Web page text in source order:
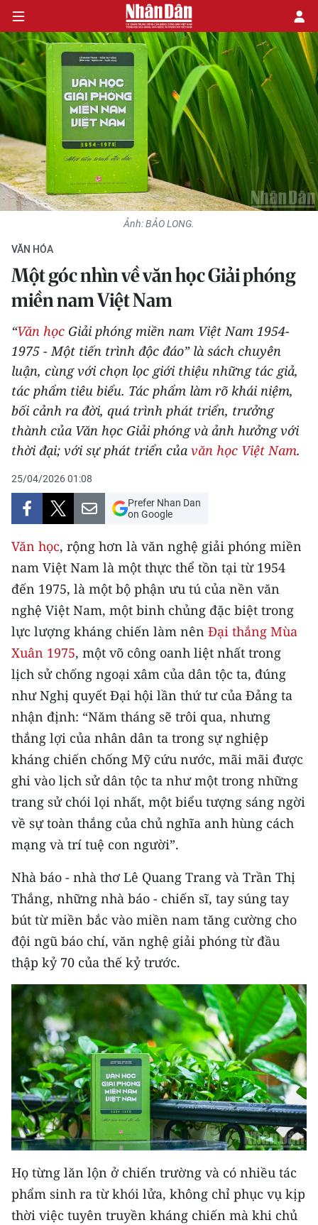
CHÍNH TRỊ
KINH TẾ
VĂN HÓA
XÃ HỘI
DU LỊCH
THẾ GIỚI
THỂ THAO
GIÁO DỤC
Y TẾ
KHOA HỌC - CÔNG NGHỆ
MÔI TRƯỜNG
BẠN ĐỌC
KIỂM CHỨNG THÔNG TIN
TRI THỨC CHUYÊN SÂU
54 DÂN TỘC VIỆT NAM
CHƯƠNG TRÌNH OCOP - MỖI XÃ
MỘT SẢN PHẨM
RADIO
MEDIA CENTER
E-Magazine
Video
Media Chính trị
Media Văn hóa
Media Xã hội
Media Pháp luật
Media Du lịch
Media Thế giới
Media Thể thao
Media Giáo dục
Media Y tế
Media Khoa học - Công nghệ
Media Môi trường
Ảnh
Ảnh: BẢO LONG.
VĂN HÓA
Một góc nhìn về văn học Giải phóng
miền nam Việt Nam
“Văn học Giải phóng miền nam Việt Nam 1954-
1975 - Một tiến trình độc đáo” là sách chuyên
luận, cùng với chọn lọc giới thiệu những tác giả,
tác phẩm tiêu biểu. Tác phẩm làm rõ khái niệm,
bối cảnh ra đời, quá trình phát triển, trưởng
thành của Văn học Giải phóng và ảnh hưởng với
thời đại; với sự phát triển của văn học Việt Nam.
25/04/2026 01:08
Prefer Nhan Dan
on Google
Văn học, rộng hơn là văn nghệ giải phóng miền
nam Việt Nam là một thực thể tồn tại từ 1954
đến 1975, là một bộ phận ưu tú của nền văn
nghệ Việt Nam, một binh chủng đặc biệt trong
lực lượng kháng chiến làm nên Đại thắng Mùa
Xuân 1975, một võ công oanh liệt nhất trong
lịch sử chống ngoại xâm của dân tộc ta, đúng
như Nghị quyết Đại hội lần thứ tư của Đảng ta
nhận định: “Năm tháng sẽ trôi qua, nhưng
thắng lợi của nhân dân ta trong sự nghiệp
kháng chiến chống Mỹ cứu nước, mãi mãi được
ghi vào lịch sử dân tộc ta như một trong những
trang sử chói lọi nhất, một biểu tượng sáng ngời
về sự toàn thắng của chủ nghĩa anh hùng cách
mạng và trí tuệ con người”.
Nhà báo - nhà thơ Lê Quang Trang và Trần Thị
Thắng, những nhà báo - chiến sĩ, tay súng tay
bút từ miền bắc vào miền nam tăng cường cho
đội ngũ báo chí, văn nghệ giải phóng từ đầu
thập kỷ 70 của thế kỷ trước.
Họ từng lăn lộn ở chiến trường và có nhiều tác
phẩm sinh ra từ khói lửa, không chỉ phục vụ kịp
thời việc tuyên truyền kháng chiến mà khi chủ